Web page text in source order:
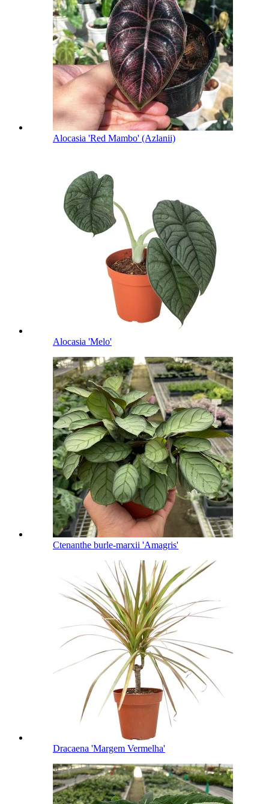
Alocasia 'Red Mambo' (Azlanii)
Alocasia 'Melo'
Ctenanthe burle-marxii 'Amagris'
Dracaena 'Margem Vermelha'